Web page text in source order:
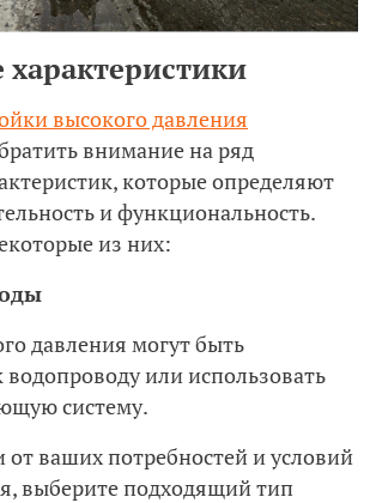
высокого давления
внимание на ряд
которые определяют
и функциональность.
из них:
давления могут быть
или использовать
систему.
от ваших потребностей и условий
выберите подходящий тип